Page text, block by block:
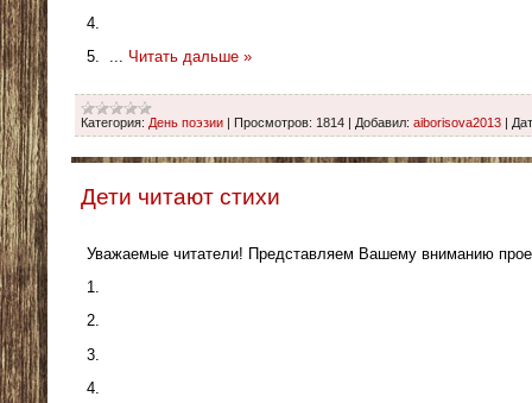
4.
5. ... Читать дальше »
Категория: День поэзии | Просмотров: 1814 | Добавил: aiborisova2013 |
Дети читают стихи
Уважаемые читатели! Представляем Вашему вниманию
1.
2.
3.
4.